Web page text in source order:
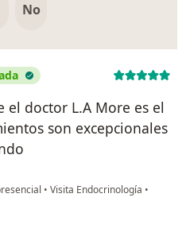
No
doctor L.A More es el
son excepcionales
• Visita Endocrinología •